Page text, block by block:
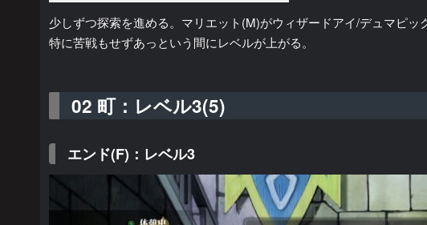
少しずつ探索を進める。マリエット(M)がウィザードアイ/デュマピッ
特に苦戦もせずあっという間にレベルが上がる。
02 町：レベル3(5)
エンド(F)：レベル3